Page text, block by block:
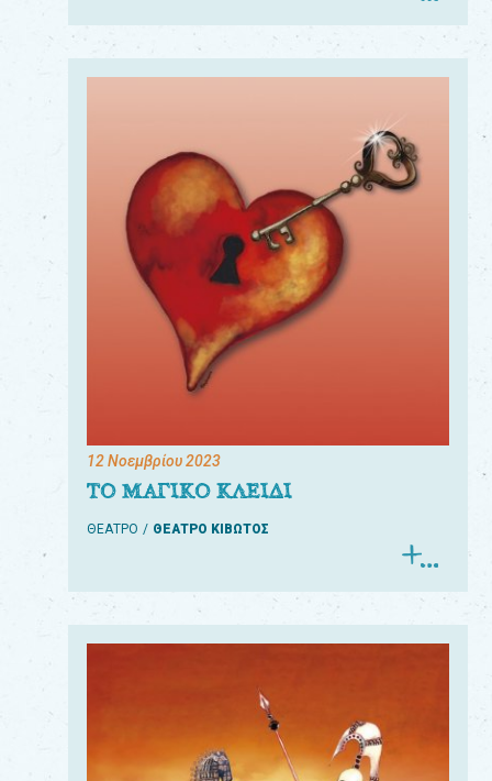
12 Νοεμβρίου 2023
ΤΟ ΜΑΓΙΚΟ ΚΛΕΙΔΙ
ΘΕΑΤΡΟ ΘΕΑΤΡΟ ΚΙΒΩΤΟΣ